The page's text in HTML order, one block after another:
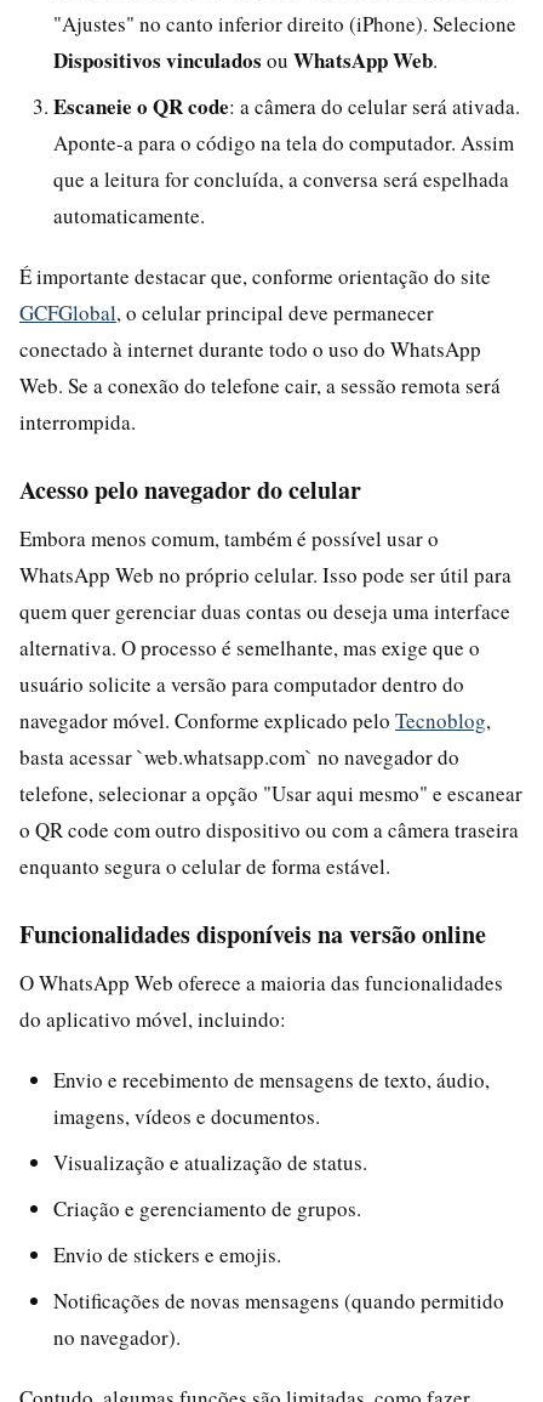
"Ajustes" no canto inferior direito (iPhone). Selecione
Dispositivos vinculados ou WhatsApp Web.
Escaneie o QR code: a câmera do celular será ativada.
Aponte-a para o código na tela do computador. Assim
que a leitura for concluída, a conversa será espelhada
automaticamente.
É importante destacar que, conforme orientação do site
GCFGlobal, o celular principal deve permanecer
conectado à internet durante todo o uso do WhatsApp
Web. Se a conexão do telefone cair, a sessão remota será
interrompida.
Acesso pelo navegador do celular
Embora menos comum, também é possível usar o
WhatsApp Web no próprio celular. Isso pode ser útil para
quem quer gerenciar duas contas ou deseja uma interface
alternativa. O processo é semelhante, mas exige que o
usuário solicite a versão para computador dentro do
navegador móvel. Conforme explicado pelo Tecnoblog,
basta acessar `web.whatsapp.com` no navegador do
telefone, selecionar a opção "Usar aqui mesmo" e escanear
o QR code com outro dispositivo ou com a câmera traseira
enquanto segura o celular de forma estável.
Funcionalidades disponíveis na versão online
O WhatsApp Web oferece a maioria das funcionalidades
do aplicativo móvel, incluindo:
Envio e recebimento de mensagens de texto, áudio,
imagens, vídeos e documentos.
Visualização e atualização de status.
Criação e gerenciamento de grupos.
Envio de stickers e emojis.
Notificações de novas mensagens (quando permitido
no navegador).